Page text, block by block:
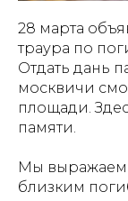
28 марта
траура по
Отдать дань
москвичи
площади.
памяти.
Мы выражаем
близким